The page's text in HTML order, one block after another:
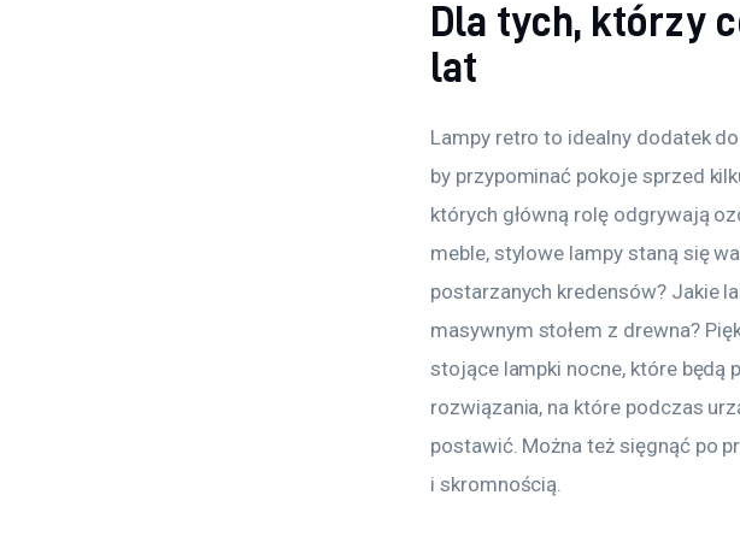
Dla tych, którzy
lat
Lampy retro to idealny dodatek
by przypominać pokoje sprzed
których główną rolę odgrywają
meble, stylowe lampy staną się
postarzanych kredensów? Jakie
masywnym stołem z drewna?
stojące lampki nocne, które będą
rozwiązania, na które podczas
postawić. Można też sięgnąć po
i skromnością.